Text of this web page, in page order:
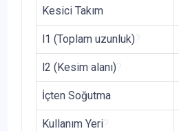
Kesici Takım
l1 (Toplam uzunluk)
l2 (Kesim alanı)
İçten Soğutma
Kullanım Yeri